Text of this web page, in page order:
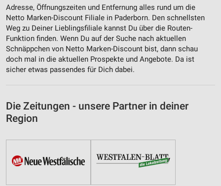
Adresse, Öffnungszeiten und Entfernung alles rund um die
Netto Marken-Discount Filiale in Paderborn. Den schnellsten
Weg zu Deiner Lieblingsfiliale kannst Du über die Routen-
Funktion finden. Wenn Du auf der Suche nach aktuellen
Schnäppchen von Netto Marken-Discount bist, dann schau
doch mal in die aktuellen Prospekte und Angebote. Da ist
sicher etwas passendes für Dich dabei.
Die Zeitungen - unsere Partner in deiner
Region